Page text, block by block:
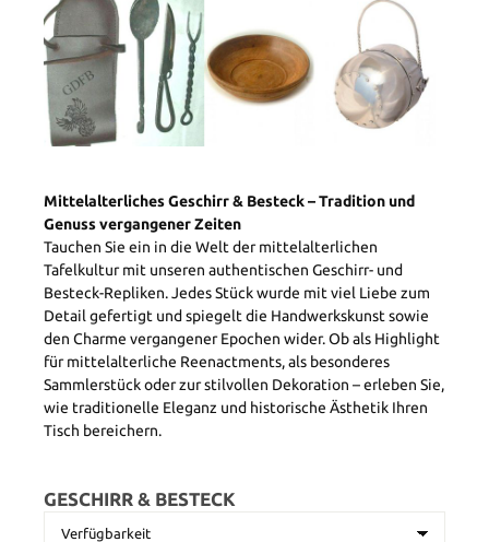
Mittelalterliches Geschirr & Besteck – Tradition und
Genuss vergangener Zeiten
Tauchen Sie ein in die Welt der mittelalterlichen
Tafelkultur mit unseren authentischen Geschirr- und
Besteck-Repliken. Jedes Stück wurde mit viel Liebe zum
Detail gefertigt und spiegelt die Handwerkskunst sowie
den Charme vergangener Epochen wider. Ob als Highlight
für mittelalterliche Reenactments, als besonderes
Sammlerstück oder zur stilvollen Dekoration – erleben Sie,
wie traditionelle Eleganz und historische Ästhetik Ihren
Tisch bereichern.
GESCHIRR & BESTECK